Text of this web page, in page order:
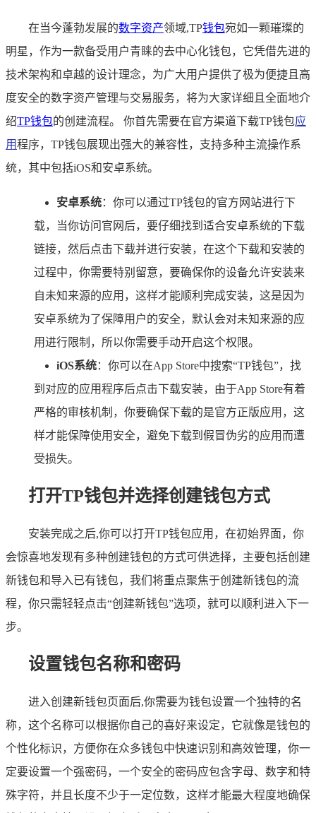
在当今蓬勃发展的数字资产领域,TP钱包宛如一颗璀璨的
明星，作为一款备受用户青睐的去中心化钱包，它凭借先进的
技术架构和卓越的设计理念，为广大用户提供了极为便捷且高
度安全的数字资产管理与交易服务，将为大家详细且全面地介
绍TP钱包的创建流程。 你首先需要在官方渠道下载TP钱包应
用程序，TP钱包展现出强大的兼容性，支持多种主流操作系
统，其中包括iOS和安卓系统。
安卓系统：你可以通过TP钱包的官方网站进行下
载，当你访问官网后，要仔细找到适合安卓系统的下载
链接，然后点击下载并进行安装，在这个下载和安装的
过程中，你需要特别留意，要确保你的设备允许安装来
自未知来源的应用，这样才能顺利完成安装，这是因为
安卓系统为了保障用户的安全，默认会对未知来源的应
用进行限制，所以你需要手动开启这个权限。
iOS系统：你可以在App Store中搜索“TP钱包”，找
到对应的应用程序后点击下载安装，由于App Store有着
严格的审核机制，你要确保下载的是官方正版应用，这
样才能保障使用安全，避免下载到假冒伪劣的应用而遭
受损失。
打开TP钱包并选择创建钱包方式
安装完成之后,你可以打开TP钱包应用，在初始界面，你
会惊喜地发现有多种创建钱包的方式可供选择，主要包括创建
新钱包和导入已有钱包，我们将重点聚焦于创建新钱包的流
程，你只需轻轻点击“创建新钱包”选项，就可以顺利进入下一
步。
设置钱包名称和密码
进入创建新钱包页面后,你需要为钱包设置一个独特的名
称，这个名称可以根据你自己的喜好来设定，它就像是钱包的
个性化标识，方便你在众多钱包中快速识别和高效管理，你一
定要设置一个强密码，一个安全的密码应包含字母、数字和特
殊字符，并且长度不少于一定位数，这样才能最大程度地确保